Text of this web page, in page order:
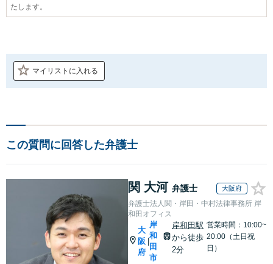
たします。
マイリストに入れる
この質問に回答した弁護士
関 大河 弁護士 大阪府
弁護士法人関・岸田・中村法律事務所 岸
和田オフィス
大
阪
府
岸
和
田
市
岸和田駅
から徒歩
2分
営業時間：10:00~
20:00（土日祝
日）